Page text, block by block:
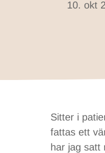
10. okt
Sitter i
fattas ett
har jag satt